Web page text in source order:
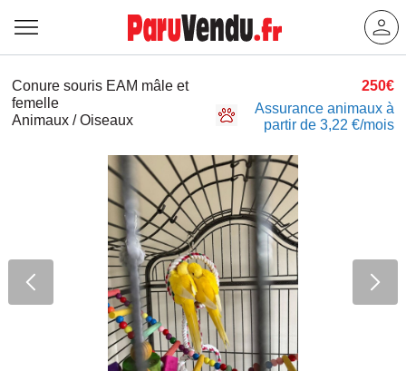
Conure souris EAM mâle et
femelle
Animaux / Oiseaux
250€
Assurance animaux à
partir de 3,22 €/mois